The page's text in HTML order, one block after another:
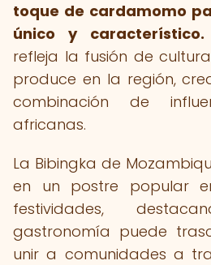
toque de cardamomo
único y característico.
refleja la fusión de
produce en la región,
combinación de
africanas.
La Bibingka de
en un postre popular
festividades,
gastronomía puede
unir a comunidades a